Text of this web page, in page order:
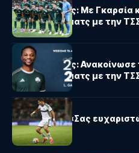
Παναθηναϊκός: Με Γκαρσία
λίστα για τα ματς με την
ΠΑΝΑΘΗΝΑΪΚΟΣ
Παναθηναϊκός: Ανακοίνωσε
λίστα για τα ματς με την
ΠΑΝΑΘΗΝΑΪΚΟΣ
Παντελίδης: «Σας
πιο δυνατός»